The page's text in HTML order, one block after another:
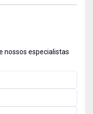
nossos especialistas